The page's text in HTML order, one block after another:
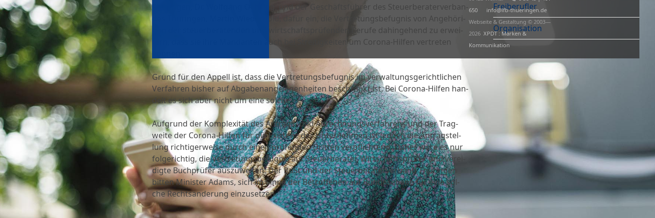
Thü­rin­gen, Dr. Wolf­gang Oeh­ring, und der Geschäfts­füh­rer des Steu­er­be­ra­ter­ver­ban­
des Thü­rin­gen, Mar­tin Wie­der­hold, dafür ein, die Ver­tre­tungs­be­fug­nis von Ange­hö­ri­
gen der steu­er­be­ra­ten­den und wirt­schafts­prü­fen­den Berufe dahin­ge­hend zu erwei­
tern, dass sie ihre Man­dan­ten auch bei Strei­tig­kei­ten um Corona-Hil­fen ver­tre­ten
Grund für den Appell ist, dass die Ver­tre­tungs­be­fug­nis im ver­wal­tungs­ge­richt­li­chen
Ver­fah­ren bis­her auf Abga­ben­an­ge­le­gen­hei­ten beschränkt ist. Bei Corona-Hil­fen han­
delt es sich aber nicht um eine sol­che.
Auf­grund der Kom­ple­xi­tät des Antrags- und Abrech­nungs­ver­fah­rens und der Trag­
weite der Corona-Hil­fen für die Exis­tenz der Unter­neh­men ist jedoch die Antrag­stel­
lung rich­ti­ger­weise durch einen prü­fen­den Drit­ten ver­pflich­tend. Daher wäre es nur
fol­ge­rich­tig, die Ver­tre­tungs­be­fug­nis auf Steu­er­be­ra­ter, Wirt­schafts­prü­fer und ver­ei­
digte Buch­prü­fer aus­zu­wei­ten. Der BdSt und der Steu­er­be­ra­ter­ver­band Thü­rin­gen
bit­ten Minis­ter Adams, sich im Sinne der Betrof­fe­nen auf Bun­des­ebene für eine sol­
che Rechts­än­de­rung einzusetzen.
Freiberufler
Organisation
650
info@lfb-thueringen.de
Webseite & Gestaltung © 2003—
2026 XPDT : Marken &
Kommunikation